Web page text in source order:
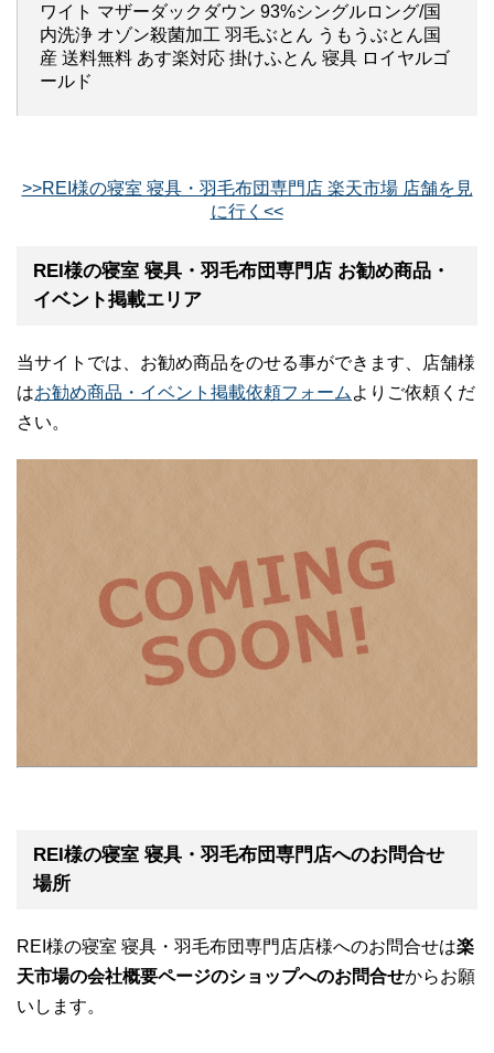
ワイト マザーダックダウン 93%シングルロング/国
内洗浄 オゾン殺菌加工 羽毛ぶとん うもうぶとん国
産 送料無料 あす楽対応 掛けふとん 寝具 ロイヤルゴ
ールド
>>REI様の寝室 寝具・羽毛布団専門店 楽天市場 店舗を見
に行く<<
REI様の寝室 寝具・羽毛布団専門店 お勧め商品・
イベント掲載エリア
当サイトでは、お勧め商品をのせる事ができます、店舗様
はお勧め商品・イベント掲載依頼フォーム よりご依頼くだ
さい。
REI様の寝室 寝具・羽毛布団専門店へのお問合せ
場所
REI様の寝室 寝具・羽毛布団専門店店様へのお問合せは楽
天市場の会社概要ページのショップへのお問合せからお願
いします。